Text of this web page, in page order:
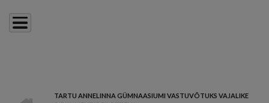
TARTU ANNELINNA GÜMNAASIUMI VASTUVÕTUKS VAJALIKE